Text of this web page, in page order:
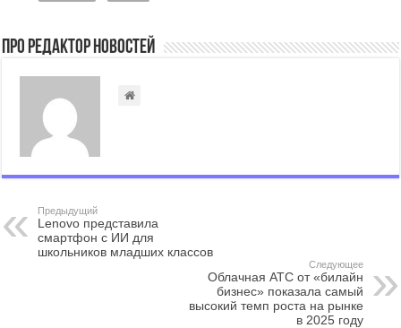
Про Редактор Новостей
Предыдущий
Lenovo представила
смартфон с ИИ для
школьников младших классов
Следующее
Облачная АТС от «билайн
бизнес» показала самый
высокий темп роста на рынке
в 2025 году